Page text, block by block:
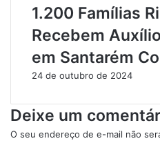
a
d
S
a
t
a
r
1.200 Famílias
Recebem
em Santarém
24 de outubro de 2024
Deixe um
O seu endereço de e-mail não